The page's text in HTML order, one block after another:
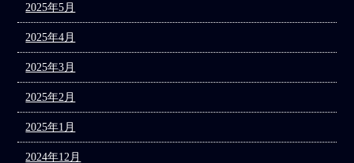
2025年5月
2025年4月
2025年3月
2025年2月
2025年1月
2024年12月